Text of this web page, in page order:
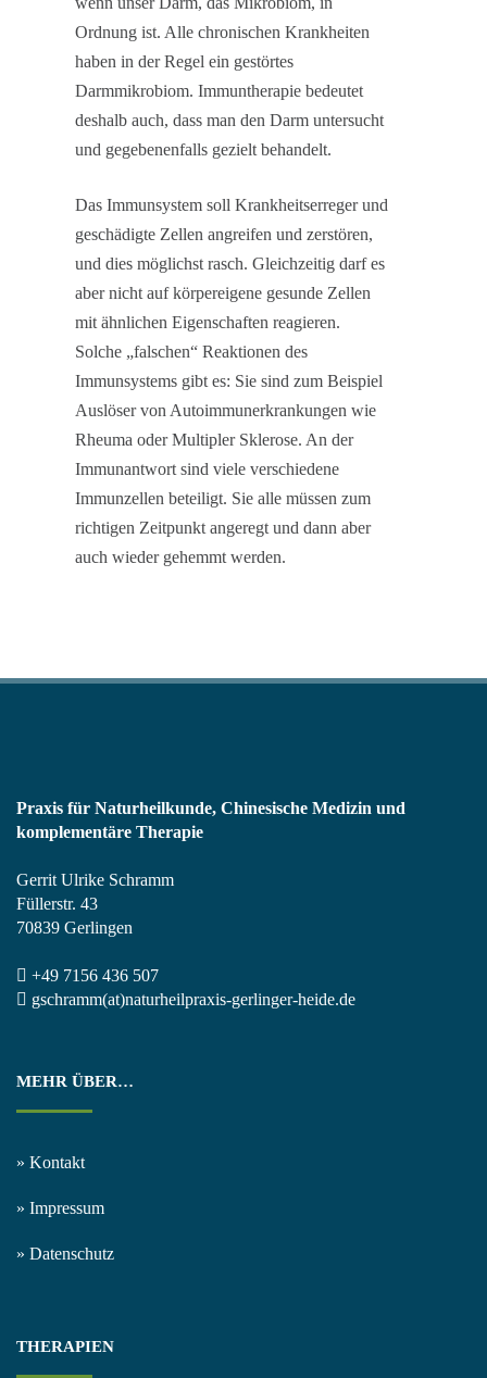
Ordnung ist. Alle chronischen Krankheiten
haben in der Regel ein gestörtes
Darmmikrobiom. Immuntherapie bedeutet
deshalb auch, dass man den Darm untersucht
und gegebenenfalls gezielt behandelt.
Das Immunsystem soll Krankheitserreger und
geschädigte Zellen angreifen und zerstören,
und dies möglichst rasch. Gleichzeitig darf es
aber nicht auf körpereigene gesunde Zellen
mit ähnlichen Eigenschaften reagieren.
Solche „falschen“ Reaktionen des
Immunsystems gibt es: Sie sind zum Beispiel
Auslöser von Autoimmunerkrankungen wie
Rheuma oder Multipler Sklerose. An der
Immunantwort sind viele verschiedene
Immunzellen beteiligt. Sie alle müssen zum
richtigen Zeitpunkt angeregt und dann aber
auch wieder gehemmt werden.
Praxis für Naturheilkunde, Chinesische Medizin und
komplementäre Therapie
Gerrit Ulrike Schramm
Füllerstr. 43
70839 Gerlingen
+49 7156 436 507
gschramm(at)naturheilpraxis-gerlinger-heide.de
MEHR ÜBER…
» Kontakt
» Impressum
» Datenschutz
THERAPIEN